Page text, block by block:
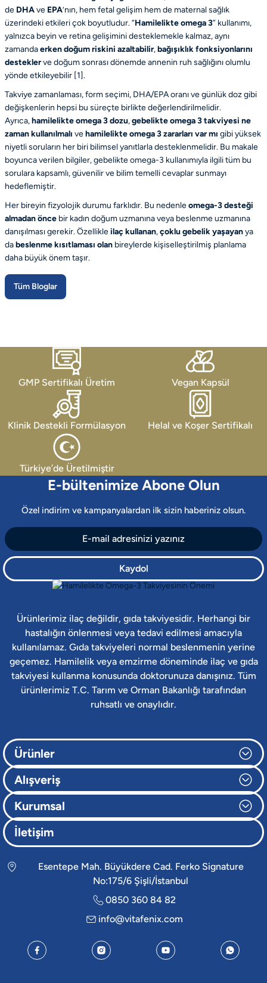
de DHAve EPA’nın, hem fetal gelişim hem de maternal sağlık
üzerindeki etkileri çok boyutludur. “Hamilelikte omega 3” kullanımı,
yalnızca beyin ve retina gelişimini desteklemekle kalmaz, aynı
zamandaerken doğum riskini azaltabilir,bağışıklık fonksiyonlarını
desteklerve doğum sonrası dönemde annenin ruh sağlığını olumlu
yönde etkileyebilir [1].
Takviye zamanlaması, form seçimi, DHA/EPA oranı ve günlük doz gibi
değişkenlerin hepsi bu süreçte birlikte değerlendirilmelidir.
Ayrıca,hamilelikte omega 3 dozu,gebelikte omega 3 takviyesi ne
zaman kullanılmalı vehamilelikte omega 3 zararları var mı gibi yüksek
niyetli soruların her biri bilimsel yanıtlarla desteklenmelidir. Bu makale
boyunca verilen bilgiler, gebelikte omega-3 kullanımıyla ilgili tüm bu
sorulara kapsamlı, güvenilir ve bilim temelli cevaplar sunmayı
hedeflemiştir.
Her bireyin fizyolojik durumu farklıdır. Bu nedenleomega-3 desteği
almadan önce bir kadın doğum uzmanına veya beslenme uzmanına
danışılması gerekir. Özellikleilaç kullanan,çoklu gebelik yaşayanya
dabeslenme kısıtlaması olan bireylerde kişiselleştirilmiş planlama
daha büyük önem taşır.
Tüm Bloglar
GMP Sertifikalı Üretim Vegan Kapsül
Klinik Destekli Formülasyon Helal ve Koşer Sertifikalı
Türkiye’de Üretilmiştir
E-bültenimize Abone Olun
Özel indirim ve kampanyalardan ilk sizin haberiniz olsun.
Kaydol
Ürünlerimiz ilaç değildir, gıda takviyesidir. Herhangi bir
hastalığın önlenmesi veya tedavi edilmesi amacıyla
kullanılamaz. Gıda takviyeleri normal beslenmenin yerine
geçemez. Hamilelik veya emzirme döneminde ilaç ve gıda
takviyesi kullanma konusunda doktorunuza danışınız. Tüm
ürünlerimiz T.C. Tarım ve Orman Bakanlığı tarafından
ruhsatlı ve onaylıdır.
Ürünler
Alışveriş
Kurumsal
İletişim
Esentepe Mah. Büyükdere Cad. Ferko Signature
No:175/6 Şişli/İstanbul
0850 360 84 82
info@vitafenix.com